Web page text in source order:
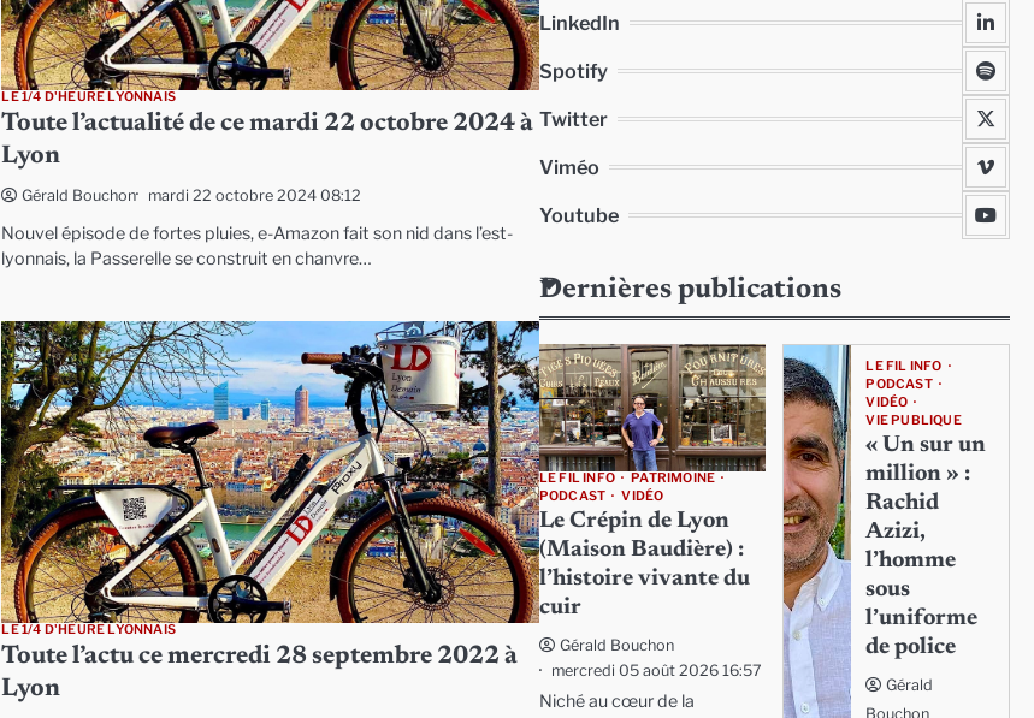
LE 1/4 D'HEURE LYONNAIS
Toute l’actualité de ce mardi 22 octobre 2024 à
Lyon
Gérald Bouchon mardi 22 octobre 2024 08:12
Nouvel épisode de fortes pluies, e-Amazon fait son nid dans l’est-
lyonnais, la Passerelle se construit en chanvre…
LE 1/4 D'HEURE LYONNAIS
Toute l’actu ce mercredi 28 septembre 2022 à
Lyon
LinkedIn
Spotify
Twitter
Viméo
Youtube
Dernières publications
LE FIL INFO
PATRIMOINE
PODCAST
VIDÉO
Le Crépin de Lyon
(Maison Baudière) :
l’histoire vivante du
cuir
Gérald Bouchon
mercredi 05 août 2026 16:57
Niché au cœur de la
LE FIL INFO
PODCAST
VIDÉO
VIE PUBLIQUE
« Un sur un
million » :
Rachid
Azizi,
l’homme
sous
l’uniforme
de police
Gérald
Bouchon